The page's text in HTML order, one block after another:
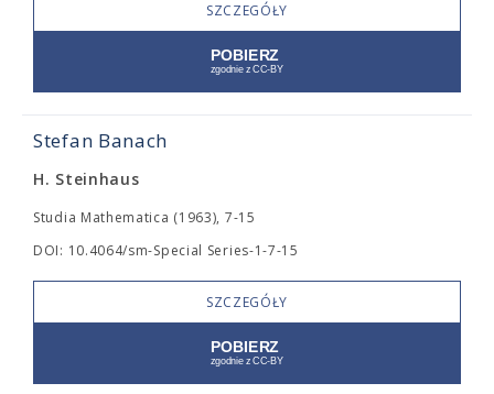
SZCZEGÓŁY
Stefan Banach
H. Steinhaus
Studia Mathematica (1963), 7-15
DOI: 10.4064/sm-Special Series-1-7-15
SZCZEGÓŁY